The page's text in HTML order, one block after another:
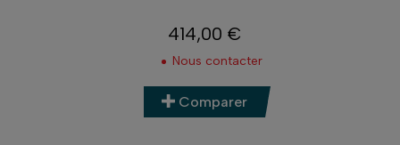
Prix
414,00 €
Nous contacter
Comparer